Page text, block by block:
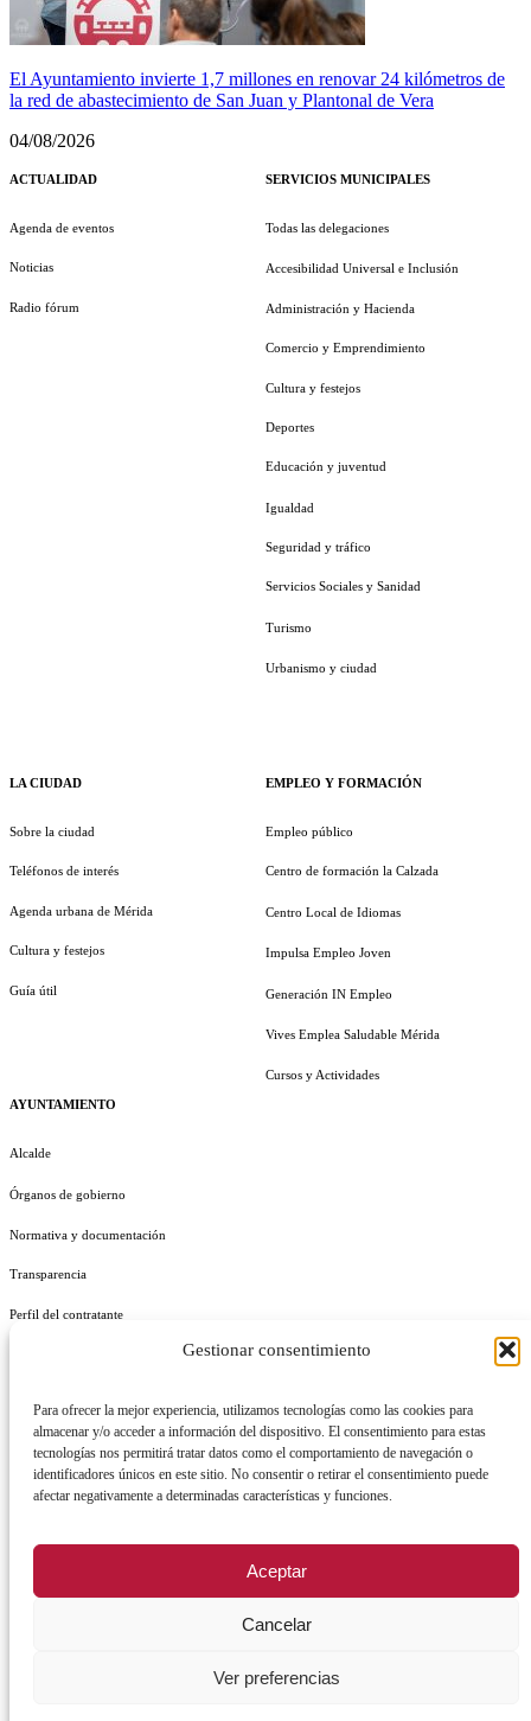
Gestionar consentimiento
Para ofrecer la mejor experiencia, utilizamos tecnologías como las cookies para
almacenar y/o acceder a información del dispositivo. El consentimiento para estas
tecnologías nos permitirá tratar datos como el comportamiento de navegación o
identificadores únicos en este sitio. No consentir o retirar el consentimiento puede
afectar negativamente a determinadas características y funciones.
Aceptar
Cancelar
Ver preferencias
El Ayuntamiento invierte 1,7 millones en renovar 24 kilómetros de
la red de abastecimiento de San Juan y Plantonal de Vera
04/08/2026
ACTUALIDAD
Agenda de eventos
Noticias
Radio fórum
LA CIUDAD
Sobre la ciudad
Teléfonos de interés
Agenda urbana de Mérida
Cultura y festejos
Guía útil
AYUNTAMIENTO
Alcalde
Órganos de gobierno
Normativa y documentación
Transparencia
Perfil del contratante
SERVICIOS MUNICIPALES
Todas las delegaciones
Accesibilidad Universal e Inclusión
Administración y Hacienda
Comercio y Emprendimiento
Cultura y festejos
Deportes
Educación y juventud
Igualdad
Seguridad y tráfico
Servicios Sociales y Sanidad
Turismo
Urbanismo y ciudad
EMPLEO Y FORMACIÓN
Empleo público
Centro de formación la Calzada
Centro Local de Idiomas
Impulsa Empleo Joven
Generación IN Empleo
Vives Emplea Saludable Mérida
Cursos y Actividades
REGISTRO DE ACTIVIDADES DE TRATAMIENTO